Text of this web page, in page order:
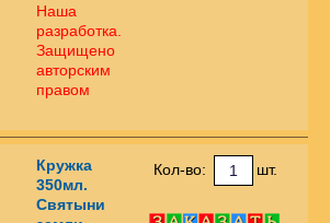
Наша
разработка.
Защищено
авторским
правом
Кружка
350мл.
Святыни
Кол-во: шт.